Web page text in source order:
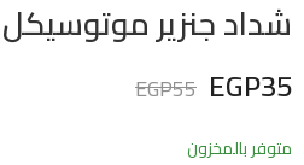
شداد جنزير موتوسيكل
EGP35
EGP55
متوفر بالمخزون